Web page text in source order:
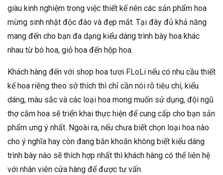
giàu kinh nghiệm trong việc thiết kế nên các sản phẩm hoa
mừng sinh nhật độc đáo và đẹp mắt. Tại đây đủ khả năng
mang đến cho bạn đa dạng kiểu dáng trình bày hoa khác
nhau từ bó hoa, giỏ hoa đến hộp hoa.
Khách hàng đến với shop hoa tươi FLoLi nếu có nhu cầu thiết
kế hoa riêng theo sở thích thì chỉ cần nói rõ tiêu chí, kiểu
dáng, màu sắc và các loại hoa mong muốn sử dụng, đội ngũ
thợ cắm hoa sẽ triển khai thực hiện để cung cấp cho bạn sản
phẩm ưng ý nhất. Ngoài ra, nếu chưa biết chọn loại hoa nào
cho ý nghĩa hay còn đang băn khoăn không biết kiểu dáng
trình bày nào sẽ thích hợp nhất thì khách hàng có thể liên hệ
với nhân viên cửa hàng để được tư vấn.